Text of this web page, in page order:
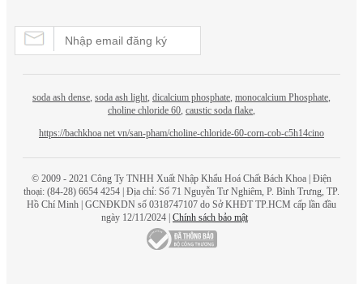
soda ash dense, soda ash light, dicalcium phosphate, monocalcium Phosphate,
choline chloride 60, caustic soda flake,
https://bachkhoa net vn/san-pham/choline-chloride-60-corn-cob-c5h14cino
© 2009 - 2021 Công Ty TNHH Xuất Nhập Khẩu Hoá Chất Bách Khoa | Điện
thoại: (84-28) 6654 4254 | Địa chỉ: Số 71 Nguyễn Tư Nghiêm, P. Bình Trưng, TP.
Hồ Chí Minh | GCNĐKDN số 0318747107 do Sở KHĐT TP.HCM cấp lần đầu
ngày 12/11/2024 | Chính sách bảo mật